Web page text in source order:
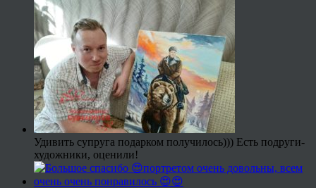
Удивить супруга подарком получилось))) Есть подруги-
художники, оценили!